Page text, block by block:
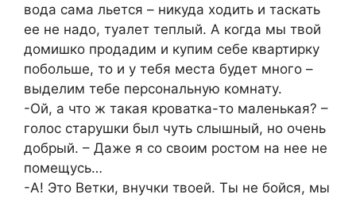
вода сама льется – никуда ходить и таскать
ее не надо, туалет теплый. А когда мы твой
домишко продадим и купим себе квартирку
побольше, то и у тебя места будет много –
выделим тебе персональную комнату.
-Ой, а что ж такая кроватка-то маленькая? –
голос старушки был чуть слышный, но очень
добрый. – Даже я со своим ростом на нее не
помещусь…
-А! Это Ветки, внучки твоей. Ты не бойся, мы